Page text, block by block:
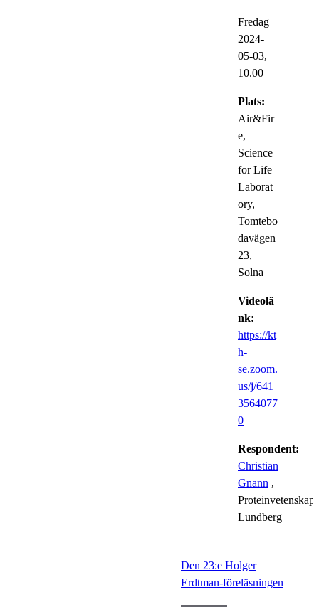
Fredag
2024-
05-03,
10.00
Plats:
Air&Fir
e,
Science
for Life
Laborat
ory,
Tomtebo
davägen
23,
Solna
Videolä
nk:
https://kt
h-
se.zoom.
us/j/641
3564077
0
Respondent:
Christian
Gnann ,
Proteinvetenskap,
Lundberg
Den 23:e Holger
Erdtman-föreläsningen